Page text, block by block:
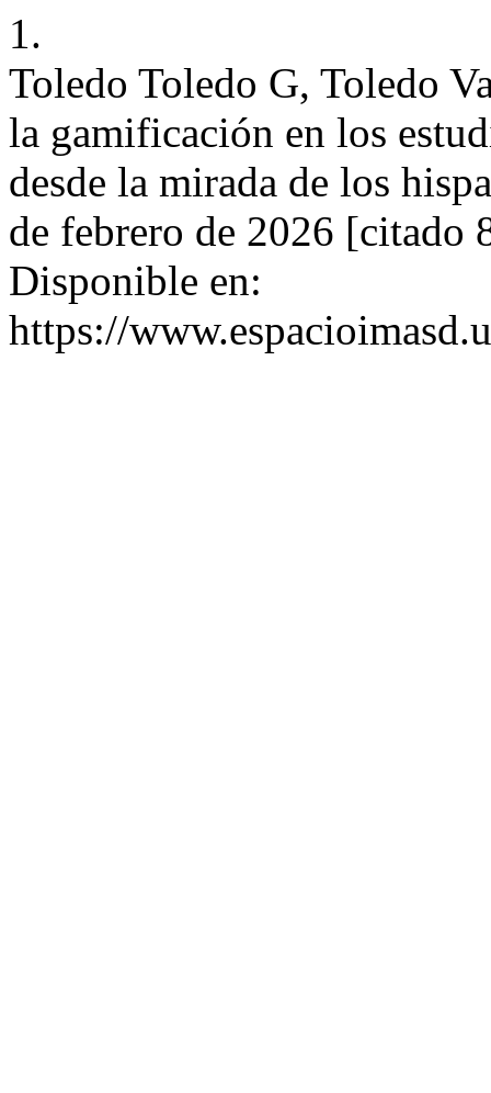
1.
Toledo Toledo G, Toledo
la gamificación en los
desde la mirada de los
de febrero de 2026 [citado
Disponible en:
https://